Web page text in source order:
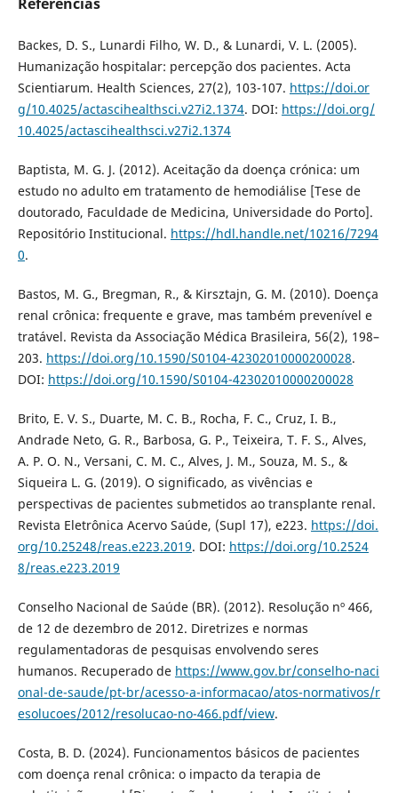
Backes, D. S., Lunardi Filho, W. D., & Lunardi, V. L. (2005).
Humanização hospitalar: percepção dos pacientes. Acta
Scientiarum. Health Sciences, 27(2), 103-107. https://doi.or
g/10.4025/actascihealthsci.v27i2.1374. DOI: https://doi.org/
10.4025/actascihealthsci.v27i2.1374
Baptista, M. G. J. (2012). Aceitação da doença crónica: um
estudo no adulto em tratamento de hemodiálise [Tese de
doutorado, Faculdade de Medicina, Universidade do Porto].
Repositório Institucional. https://hdl.handle.net/10216/7294
0.
Bastos, M. G., Bregman, R., & Kirsztajn, G. M. (2010). Doença
renal crônica: frequente e grave, mas também prevenível e
tratável. Revista da Associação Médica Brasileira, 56(2), 198–
203. https://doi.org/10.1590/S0104-42302010000200028.
DOI: https://doi.org/10.1590/S0104-42302010000200028
Brito, E. V. S., Duarte, M. C. B., Rocha, F. C., Cruz, I. B.,
Andrade Neto, G. R., Barbosa, G. P., Teixeira, T. F. S., Alves,
A. P. O. N., Versani, C. M. C., Alves, J. M., Souza, M. S., &
Siqueira L. G. (2019). O significado, as vivências e
perspectivas de pacientes submetidos ao transplante renal.
Revista Eletrônica Acervo Saúde, (Supl 17), e223. https://doi.
org/10.25248/reas.e223.2019. DOI: https://doi.org/10.2524
8/reas.e223.2019
Conselho Nacional de Saúde (BR). (2012). Resolução nº 466,
de 12 de dezembro de 2012. Diretrizes e normas
regulamentadoras de pesquisas envolvendo seres
humanos. Recuperado de https://www.gov.br/conselho-naci
onal-de-saude/pt-br/acesso-a-informacao/atos-normativos/r
esolucoes/2012/resolucao-no-466.pdf/view.
Costa, B. D. (2024). Funcionamentos básicos de pacientes
com doença renal crônica: o impacto da terapia de